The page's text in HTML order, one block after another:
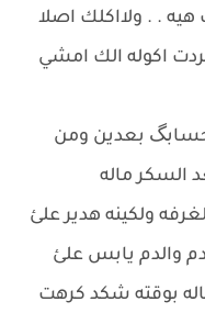
. . ولااكلك اصلا
اكوله الك امشي
بعدين ومن
السكر ماله
ولكينه هدير علئ
والدم يابس علئ
بوقته شكد كرهت